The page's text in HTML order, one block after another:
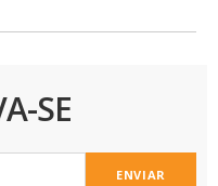
SE
ENVIAR